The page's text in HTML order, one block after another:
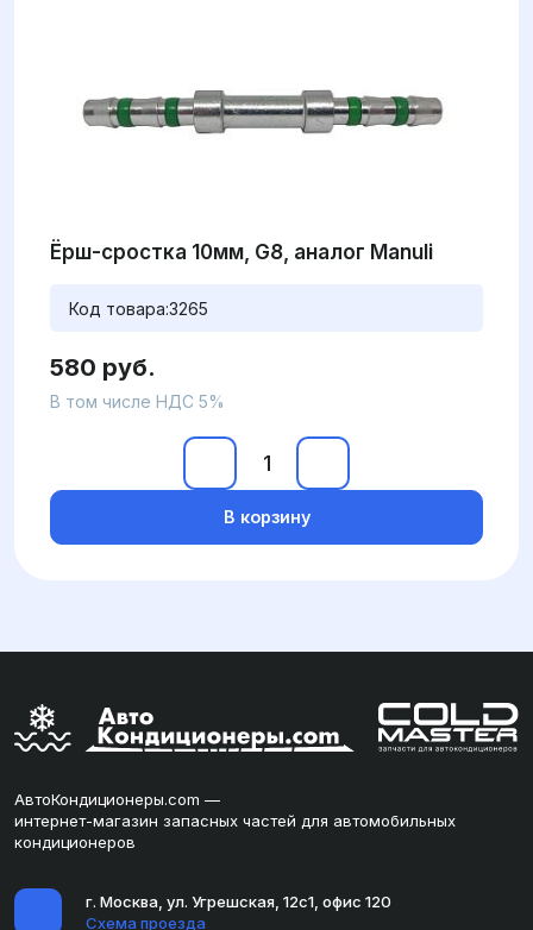
Ёрш-сростка 10мм, G8, аналог Manuli
Код товара:3265
580 руб.
В том числе НДС 5%
В корзину
АвтоКондиционеры.com —
интернет-магазин запасных частей для автомобильных
кондиционеров
г. Москва, ул. Угрешская, 12с1, офис 120
Схема проезда